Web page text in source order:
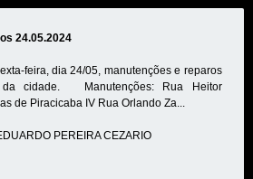
24.05.2024
feira, dia 24/05, manutenções e reparos
da cidade. Manutenções: Rua Heitor
de Piracicaba IV Rua Orlando Za...
PEREIRA CEZARIO